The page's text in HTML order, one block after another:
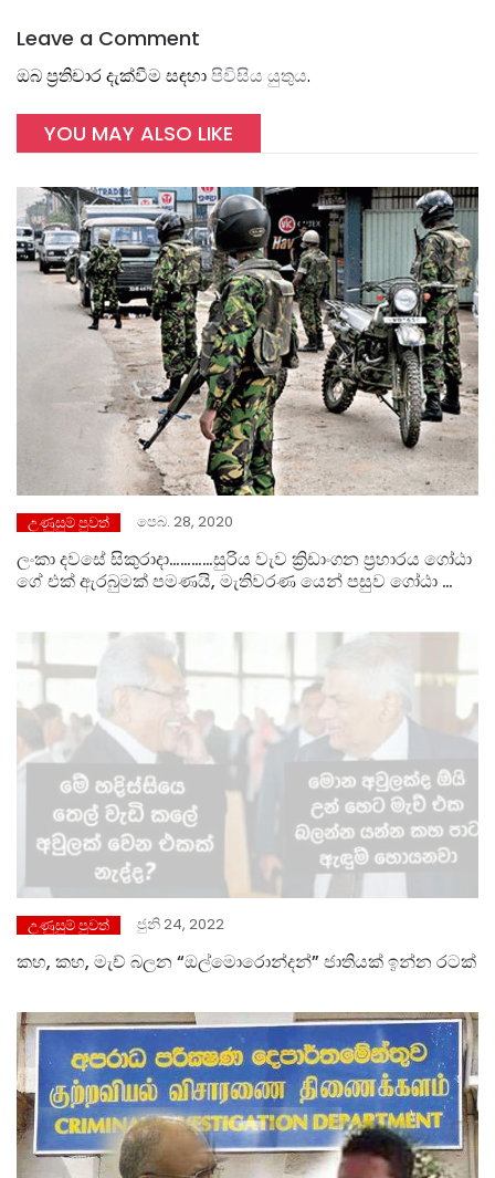
Leave a Comment
ඔබ ප්‍රතිචාර දැක්වීම සඳහාපිවිසිය යුතුය.
YOU MAY ALSO LIKE
උණුසුම් පුවත් පෙබ. 28, 2020
ලංකා දවසේ සිකුරාදා…………සුරිය වැව ක්‍රිඩාංගන ප්‍රහාරය ගෝඨා
ගේ එක් ඇරබුමක් පමණයි, මැතිවරණ යෙන් පසුව ගෝඨා ගේ
උණුසුම් පුවත් ජුනි 24, 2022
කහ, කහ, මැච් බලන “ඔල්මොරොන්දන්” ජාතියක් ඉන්න රටක්